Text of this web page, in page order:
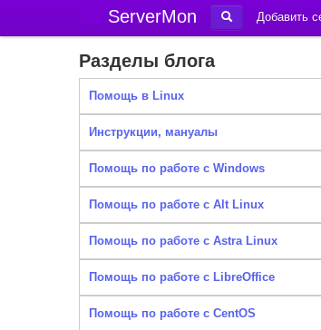
ServerMon Добавить
Разделы блога
Помощь в Linux
Инструкции, мануалы
Помощь по работе с Windows
Помощь по работе с Alt Linux
Помощь по работе с Astra Linux
Помощь по работе с LibreOffice
Помощь по работе с CentOS